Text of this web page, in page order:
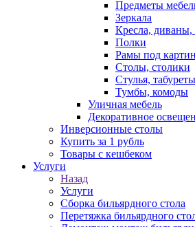
Предметы
Зеркала
Кресла,
Полки
Рамы под
Столы, столики
Стулья, табуреты
Тумбы, комоды
Уличная мебель
Декоративное
Инверсионные столы
Купить за 1 рубль
Товары с кешбеком
Услуги
Назад
Услуги
Сборка бильярдного стола
Перетяжка бильярдного